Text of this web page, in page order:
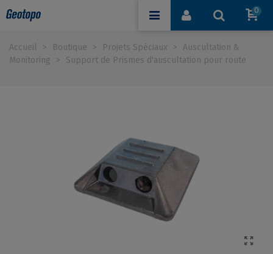
0
Accueil > Boutique > Projets Spéciaux >
Auscultation &
Monitoring
> Support de Prismes d'auscultation pour route